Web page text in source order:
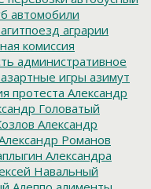
автомобили
агитпоезд аграрии
комиссия
административное
азартные игры азимут
протеста Александр
Головатый
Александр
Романов
Александра
Навальный